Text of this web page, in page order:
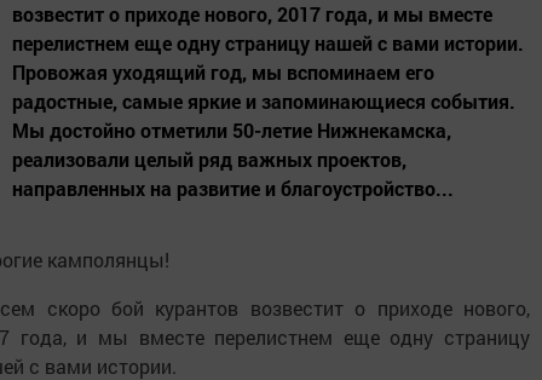
возвестит о приходе нового, 2017 года, и мы вместе
перелистнем еще одну страницу нашей с вами истории.
Провожая уходящий год, мы вспоминаем его
радостные, самые яркие и запоминающиеся события.
Мы достойно отметили 50-летие Нижнекамска,
реализовали целый ряд важных проектов,
направленных на развитие и благоустройство...
камполянцы!
скоро бой курантов возвестит о приходе нового,
года, и мы вместе перелистнем еще одну страницу
с вами истории.